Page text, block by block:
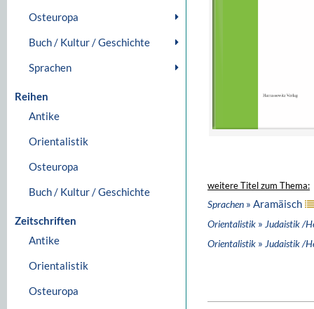
Osteuropa
Buch / Kultur / Geschichte
Sprachen
Reihen
Antike
Orientalistik
Osteuropa
Buch / Kultur / Geschichte
Zeitschriften
Antike
Orientalistik
Osteuropa
weitere Titel zum Thema:
Sprachen » Aramäisch
Orientalistik » Judaistik /
Orientalistik » Judaistik /